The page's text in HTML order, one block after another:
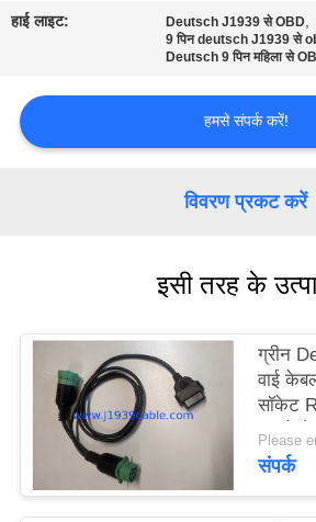
उद्धरण
की
विनती
PRIVACY
POLICY
हाई लाइट: Deutsch J1939 से OBD,
9 पिन deutsch J1939 से
Deutsch 9 पिन महिला से
हमसे संपर्क करें!
विवरण प्रकट करें
इसी तरह के
ग्रीन
वाई
सॉकेट
सकते हैं
संपर्क